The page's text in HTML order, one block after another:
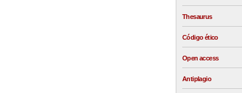
Thesaurus
Código ético
Open access
Antiplagio